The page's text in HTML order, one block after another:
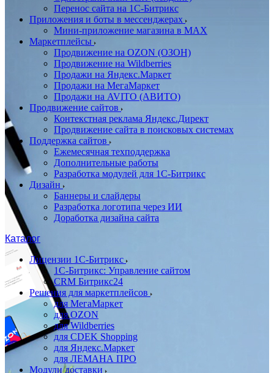
Перенос сайта на 1С-Битрикс
Приложения и боты в мессенджерах
Мини-приложение магазина в MAX
Маркетплейсы
Продвижение на OZON (ОЗОН)
Продвижение на Wildberries
Продажи на Яндекс.Маркет
Продажи на МегаМаркет
Продажи на AVITO (АВИТО)
Продвижение сайтов
Контекстная реклама Яндекс.Директ
Продвижение сайта в поисковых системах
Поддержка сайтов
Ежемесячная техподдержка
Дополнительные работы
Разработка модулей для 1С-Битрикс
Дизайн
Баннеры и слайдеры
Разработка логотипа через ИИ
Доработка дизайна сайта
Каталог
Лицензии 1С-Битрикс
1С-Битрикс: Управление сайтом
CRM Битрикс24
Решения для маркетплейсов
для МегаМаркет
для OZON
для Wildberries
для CDEK Shopping
для Яндекс.Маркет
для ЛЕМАНА ПРО
Модули доставки